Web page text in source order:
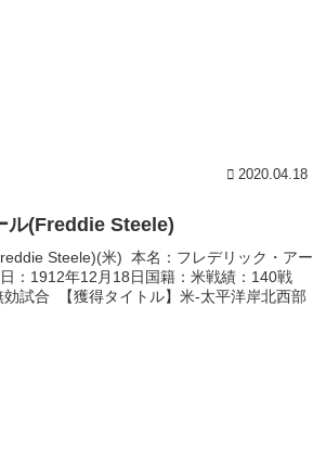
2020.04.18
ル(Freddie Steele)
Steele)(米) 本名：フレデリック・アー
：1912年12月18日国籍：米戦績：140戦
試合 【獲得タイトル】米-太平洋岸北西部